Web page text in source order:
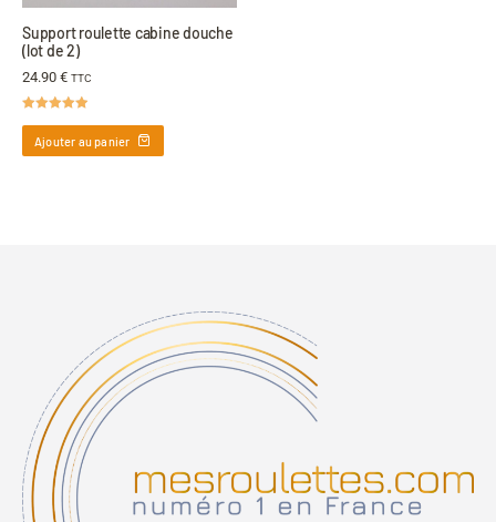
Support roulette cabine douche
(lot de 2)
24.90 € TTC
Ajouter au panier